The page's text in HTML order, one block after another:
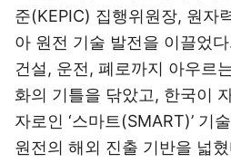
준(KEPIC) 집행위원장, 원자
아 원전 기술 발전을 이끌었
건설, 운전, 폐로까지 아우르
화의 기틀을 닦았고, 한국이
자로인 ‘스마트(SMART)’ 기
원전의 해외 진출 기반을 넓